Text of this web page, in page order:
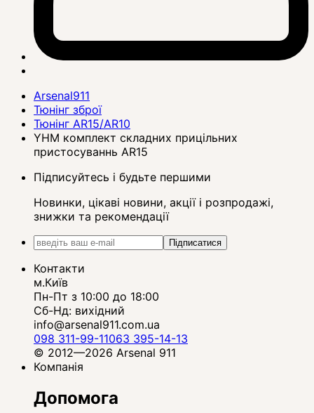
Arsenal911
Тюнінг зброї
Тюнінг AR15/AR10
YHM комплект складних прицільних
пристосуваннь AR15
Підписуйтесь і будьте першими
Новинки, цікаві новини, акції і розпродажі,
знижки та рекомендації
Підписатися
Контакти
м.Київ
Пн-Пт з 10:00 до 18:00
Сб-Нд: вихідний
info@arsenal911.com.ua
098 311-99-11063 395-14-13
© 2012—2026 Arsenal 911
Компанія
Допомога